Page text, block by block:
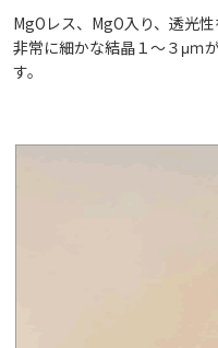
MgOレス、MgO入り、透光性
非常に細かな結晶１～３μｍ
す。